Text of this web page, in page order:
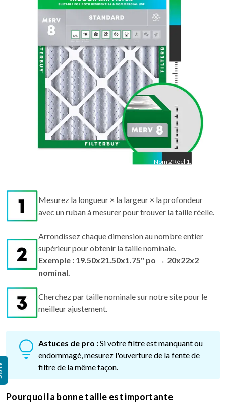
Nom 2"Réel 1.75"
Mesurez la longueur × la largeur × la profondeur
avec un ruban à mesurer pour trouver la taille réelle.
Arrondissez chaque dimension au nombre entier
supérieur pour obtenir la taille nominale.
Exemple : 19.50x21.50x1.75" po → 20x22x2
nominal.
Cherchez par taille nominale sur notre site pour le
meilleur ajustement.
Astuces de pro :Si votre filtre est manquant ou
endommagé, mesurez l'ouverture de la fente de
filtre de la même façon.
Pourquoi la bonne taille est importante